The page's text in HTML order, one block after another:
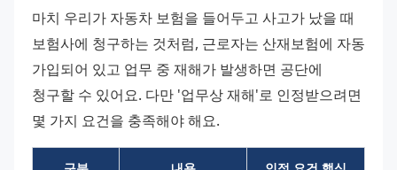
마치 우리가 자동차 보험을 들어두고 사고가 났을 때
보험사에 청구하는 것처럼, 근로자는 산재보험에 자동
가입되어 있고 업무 중 재해가 발생하면 공단에
청구할 수 있어요. 다만 '업무상 재해'로 인정받으려면
몇 가지 요건을 충족해야 해요.